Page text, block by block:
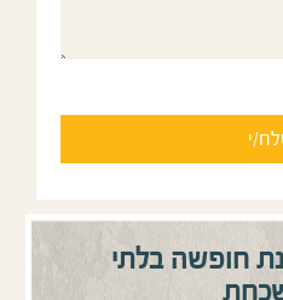
חופשה בלתי